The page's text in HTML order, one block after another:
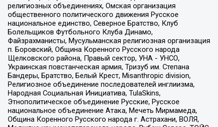
религиозных объединениях, Омская организация
общественного политического движения Русское
национальное единство, Северное Братство, Клуб
Болельщиков Футбольного Клуба Динамо,
Файзрахманисты, Мусульманская религиозная организация
п. Боровский, Община Коренного Русского народа
Щелковского района, Правый сектор, УНА - УНСО,
Украинская повстанческая армия, Тризуб им. Степана
Бандеры, Братство, Белый Крест, Misanthropic division,
Религиозное объединение последователей инглиизма,
Народная Социальная Инициатива, TulaSkins,
Этнополитическое объединение Русские, Русское
национальное объединение Атака, Мечеть Мирмамеда,
Община Коренного Русского народа г. Астрахани, ВОЛЯ,